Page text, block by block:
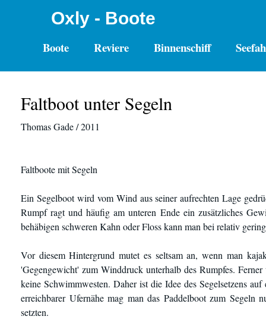
Oxly - Boote
Boote Reviere Binnenschiff
Faltboot unter Segeln
Thomas Gade / 2011
Faltboote mit Segeln
Ein Segelboot wird vom Wind aus seiner aufrechten Lage
Rumpf ragt und häufig am unteren Ende ein zusätzliches
behäbigen schweren Kahn oder Floss kann man bei relativ
Vor diesem Hintergrund mutet es seltsam an, wenn man
'Gegengewicht' zum Winddruck unterhalb des Rumpfes.
keine Schwimmwesten. Daher ist die Idee des Segelsetzens
erreichbarer Ufernähe mag man das Paddelboot zum Segeln
setzten.